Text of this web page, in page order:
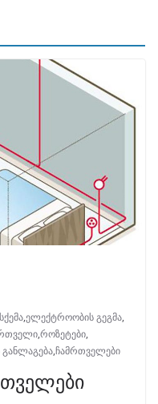
,ელექტროობის გეგმა,
,როზეტები,
,ჩამრთველები